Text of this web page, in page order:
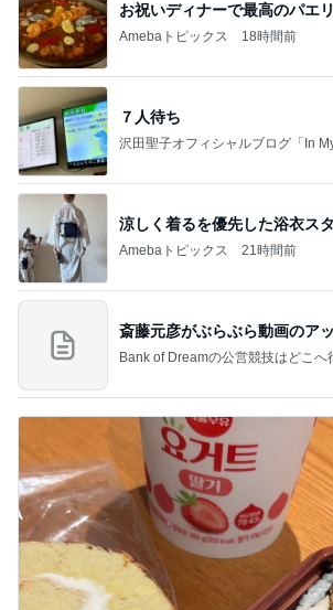
お祝いディナーで最高のパエ
Amebaトピックス 18時間前
７人待ち
沢田聖子オフィシャルブログ「In
涼しく着るを優先した浴衣ス
Amebaトピックス 21時間前
斎藤元彦がぶらぶら動画のア
Bank of Dreamの公営競技はどこへ